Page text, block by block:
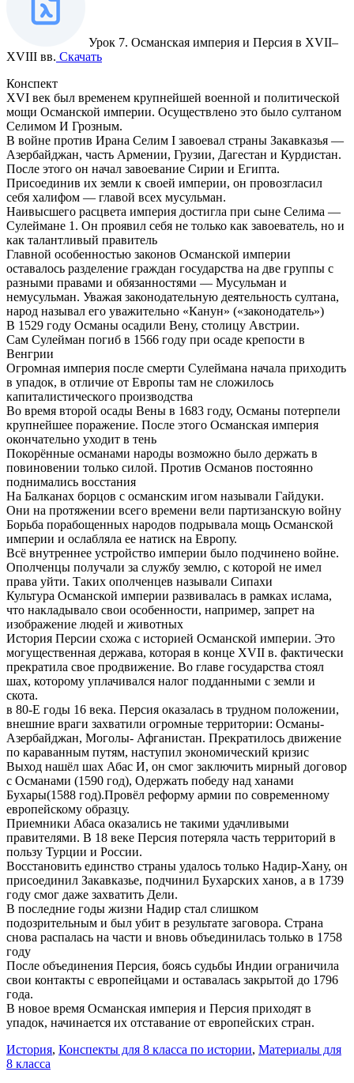
Урок 7. Османская империя и Персия в XVII–
XVIII вв. Скачать
Конспект
XVI век был временем крупнейшей военной и политической
мощи Османской империи. Осуществлено это было султаном
Селимом И Грозным.
В войне против Ирана Селим I завоевал страны Закавказья —
Азербайджан, часть Армении, Грузии, Дагестан и Курдистан.
После этого он начал завоевание Сирии и Египта.
Присоединив их земли к своей империи, он провозгласил
себя халифом — главой всех мусульман.
Наивысшего расцвета империя достигла при сыне Селима —
Сулеймане 1. Он проявил себя не только как завоеватель, но и
как талантливый правитель
Главной особенностью законов Османской империи
оставалось разделение граждан государства на две группы с
разными правами и обязанностями — Мусульман и
немусульман. Уважая законодательную деятельность султана,
народ называл его уважительно «Канун» («законодатель»)
В 1529 году Османы осадили Вену, столицу Австрии.
Сам Сулейман погиб в 1566 году при осаде крепости в
Венгрии
Огромная империя после смерти Сулеймана начала приходить
в упадок, в отличие от Европы там не сложилось
капиталистического производства
Во время второй осады Вены в 1683 году, Османы потерпели
крупнейшее поражение. После этого Османская империя
окончательно уходит в тень
Покорённые османами народы возможно было держать в
повиновении только силой. Против Османов постоянно
поднимались восстания
На Балканах борцов с османским игом называли Гайдуки.
Они на протяжении всего времени вели партизанскую войну
Борьба порабощенных народов подрывала мощь Османской
империи и ослабляла ее натиск на Европу.
Всё внутреннее устройство империи было подчинено войне.
Ополченцы получали за службу землю, с которой не имел
права уйти. Таких ополченцев называли Сипахи
Культура Османской империи развивалась в рамках ислама,
что накладывало свои особенности, например, запрет на
изображение людей и животных
История Персии схожа с историей Османской империи. Это
могущественная держава, которая в конце ХVII в. фактически
прекратила свое продвижение. Во главе государства стоял
шах, которому уплачивался налог подданными с земли и
скота.
в 80-Е годы 16 века. Персия оказалась в трудном положении,
внешние враги захватили огромные территории: Османы-
Азербайджан, Моголы- Афганистан. Прекратилось движение
по караванным путям, наступил экономический кризис
Выход нашёл шах Абас И, он смог заключить мирный договор
с Османами (1590 год), Одержать победу над ханами
Бухары(1588 год).Провёл реформу армии по современному
европейскому образцу.
Приемники Абаса оказались не такими удачливыми
правителями. В 18 веке Персия потеряла часть территорий в
пользу Турции и России.
Восстановить единство страны удалось только Надир-Хану, он
присоединил Закавказье, подчинил Бухарских ханов, а в 1739
году смог даже захватить Дели.
В последние годы жизни Надир стал слишком
подозрительным и был убит в результате заговора. Страна
снова распалась на части и вновь объединилась только в 1758
году
После объединения Персия, боясь судьбы Индии ограничила
свои контакты с европейцами и оставалась закрытой до 1796
года.
В новое время Османская империя и Персия приходят в
упадок, начинается их отставание от европейских стран.
История, Конспекты для 8 класса по истории, Материалы для
8 класса